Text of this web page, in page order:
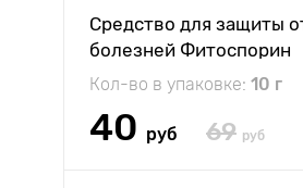
Средство для защиты
болезней Фитоспорин
Кол-во в упаковке: 10 г
40 руб 69 руб